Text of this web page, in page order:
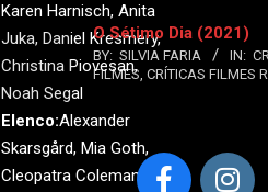
Karen Harnisch, Anita
Juka, Daniel Kresmery,
Christina Piovesan,
Noah Segal
Elenco:Alexander
Skarsgård, Mia Goth,
Cleopatra Coleman,
O Sétimo Dia (2021)
BY: SILVIA FARIA IN:
FILMES, CRÍTICAS FILMES